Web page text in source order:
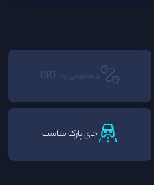
دسترسی به BRT
جای پارک مناسب